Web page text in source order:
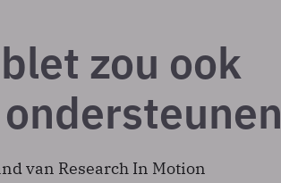
zou ook
van Research In Motion